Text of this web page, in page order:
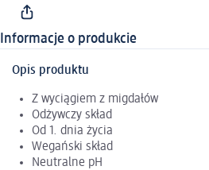
Informacje o produkcie
Opis produktu
Z wyciągiem z migdałów
Odżywczy skład
Od 1. dnia życia
Wegański skład
Neutralne pH